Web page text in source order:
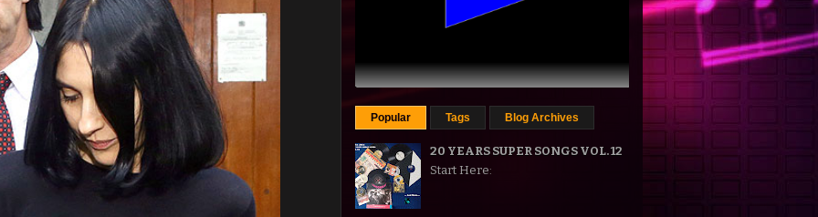
Popular Tags Blog Archives
20 YEARS SUPER SONGS VOL. 12
Start Here: